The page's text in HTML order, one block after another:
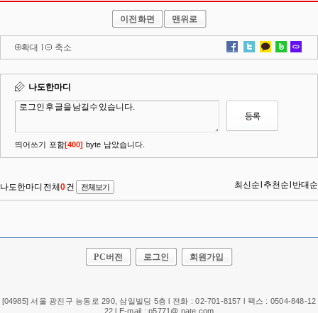
이전화면 맨위로
확대 l 축소
PC버전 로그인 회원가입
[04985] 서울 광진구 능동로 290, 삼일빌딩 5층 l 전화 : 02-701-8157 l 팩스 : 0504-848-12
22 l E-mail : p5771@ nate.com